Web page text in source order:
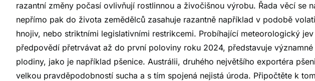
razantní změny počasí ovlivňují rostlinnou a živočišnou výrobu. Řada věcí se
nepřímo pak do života zemědělců zasahuje razantně například v podobě
hnojiv, nebo striktními legislativními restrikcemi. Probíhající meteorologický
předpovědí přetrvávat až do první poloviny roku 2024, představuje
plodiny, jako je například pšenice. Austrálii, druhého největšího exportéra
velkou pravděpodobností sucha a s tím spojená nejistá úroda. Připočtěte k